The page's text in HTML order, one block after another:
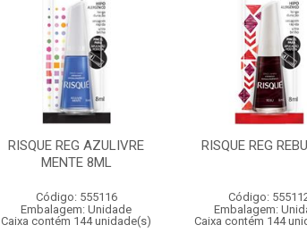
RISQUE REG AZULIVRE
MENTE 8ML
Código: 555116
Embalagem: Unidade
Caixa contém 144 unidade(s)
RISQUE REG
Código:
Embalagem:
Caixa contém 144